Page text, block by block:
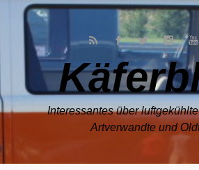
Zum Hauptinhalt springen
Interessantes über
Artverwandte und